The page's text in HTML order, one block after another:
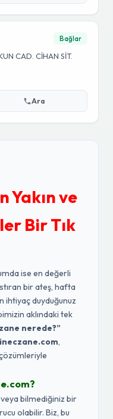
Bağlar
CAD. CİHAN SİT.
Ara
Yakın ve
Bir Tık
ise en değerli
bir ateş, hafta
ihtiyaç duyduğunuz
aklındaki tek
nerede?”
,
veya bilmediğiniz bir
olabilir. Biz, bu